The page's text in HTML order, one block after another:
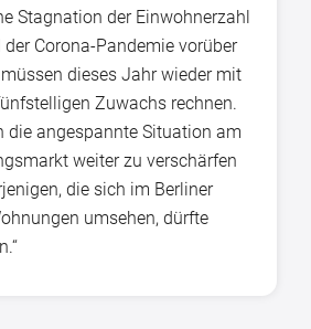
Stagnation der Einwohnerzahl
Corona-Pandemie vorüber
dieses Jahr wieder mit
Zuwachs rechnen.
die angespannte Situation am
weiter zu verschärfen
die sich im Berliner
umsehen, dürfte